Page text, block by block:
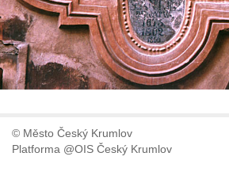
© Město Český Krumlov
Platforma @OIS Český Krumlov